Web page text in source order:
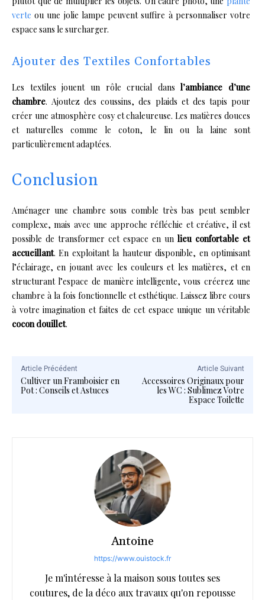
verte ou une jolie lampe peuvent suffire à personnaliser votre
espace sans le surcharger.
Ajouter des Textiles Confortables
Les textiles jouent un rôle crucial dans l’ambiance d’une
chambre. Ajoutez des coussins, des plaids et des tapis pour
créer une atmosphère cosy et chaleureuse. Les matières douces
et naturelles comme le coton, le lin ou la laine sont
particulièrement adaptées.
Conclusion
Aménager une chambre sous comble très bas peut sembler
complexe, mais avec une approche réfléchie et créative, il est
possible de transformer cet espace en un lieu confortable et
accueillant. En exploitant la hauteur disponible, en optimisant
l’éclairage, en jouant avec les couleurs et les matières, et en
structurant l’espace de manière intelligente, vous créerez une
chambre à la fois fonctionnelle et esthétique. Laissez libre cours
à votre imagination et faites de cet espace unique un véritable
cocon douillet.
Article Précédent
Cultiver un Framboisier en
Pot : Conseils et Astuces
Article Suivant
Accessoires Originaux pour
les WC : Sublimez Votre
Espace Toilette
Antoine
https://www.ouistock.fr
Je m'intéresse à la maison sous toutes ses
coutures, de la déco aux travaux qu'on repousse